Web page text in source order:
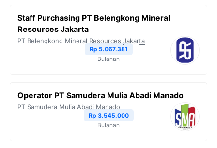
Staff Purchasing PT Belengkong Mineral
Resources Jakarta
PT Belengkong Mineral Resources Jakarta
Rp 5.067.381
Bulanan
Operator PT Samudera Mulia Abadi Manado
PT Samudera Mulia Abadi Manado
Rp 3.545.000
Bulanan